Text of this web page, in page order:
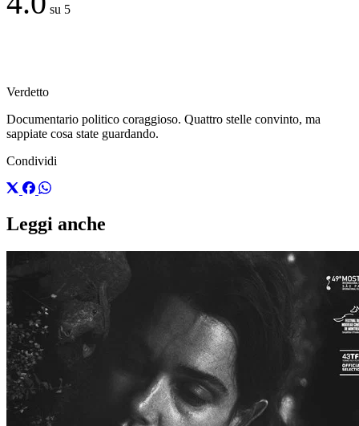
su 5
Verdetto
Documentario politico coraggioso. Quattro stelle convinto, ma
sappiate cosa state guardando.
Condividi
Leggi anche